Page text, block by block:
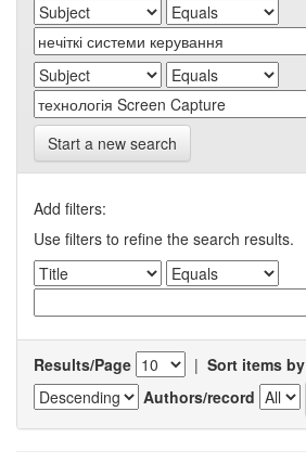
Start a new search
Add filters:
Use filters to refine the search results.
Results/Page | Sort items by
Authors/record